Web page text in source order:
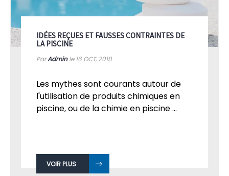
IDÉES REÇUES ET FAUSSES CONTRAINTES DE
LA PISCINE
ParAdminle 16 OCT, 2018
Les mythes sont courants autour de
l'utilisation de produits chimiques en
piscine, ou de la chimie en piscine ...
VOIR PLUS